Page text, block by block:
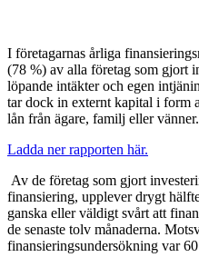
I företagarnas årliga
(78 %) av alla företag som gjort
löpande intäkter och egen
tar dock in externt kapital i form
lån från ägare, familj eller vänner.
Ladda ner rapporten här.
Av de företag som gjort
finansiering, upplever drygt
ganska eller väldigt svårt att
de senaste tolv månaderna.
finansieringsundersökning var